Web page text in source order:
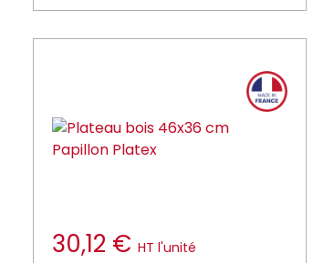
30,12 € HT l'unité